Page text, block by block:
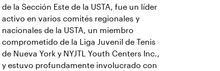
de la Sección Este de la USTA, fue un líder
activo en varios comités regionales y
nacionales de la USTA, un miembro
comprometido de la Liga Juvenil de Tenis
de Nueva York y NYJTL Youth Centers Inc.,
y estuvo profundamente involucrado con